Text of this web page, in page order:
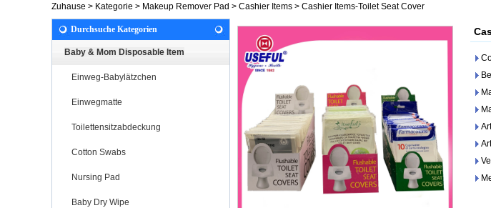
Zuhause > Kategorie > Makeup Remover Pad > Cashier Items > Cashier Items-Toilet Seat Cover
Durchsuche Kategorien
Baby & Mom Disposable Item
Einweg-Babylätzchen
Einwegmatte
Toilettensitzabdeckung
Cotton Swabs
Nursing Pad
Baby Dry Wipe